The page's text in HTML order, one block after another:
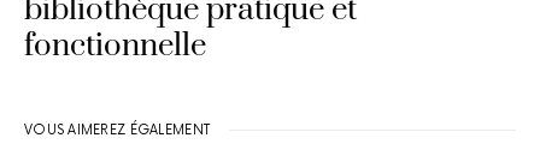
bibliothèque pratique et
fonctionnelle
VOUS AIMEREZ ÉGALEMENT